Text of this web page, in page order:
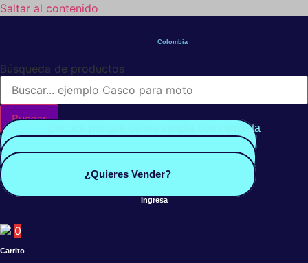
Saltar al contenido
Colombia
Búsqueda de productos
Buscar
Conoce por qué debes vender con mercleta
¿Quieres Vender?
Ingresa
0
Carrito